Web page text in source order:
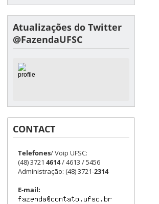
Atualizações do Twitter
@FazendaUFSC
CONTACT
Telefones/ Voip UFSC:
(48) 3721 4614/ 4613 / 5456
Administração: (48) 3721-2314
E-mail: